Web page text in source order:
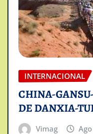
INTERNACIONAL
CHINA-
DE DANXIA-
Vimag